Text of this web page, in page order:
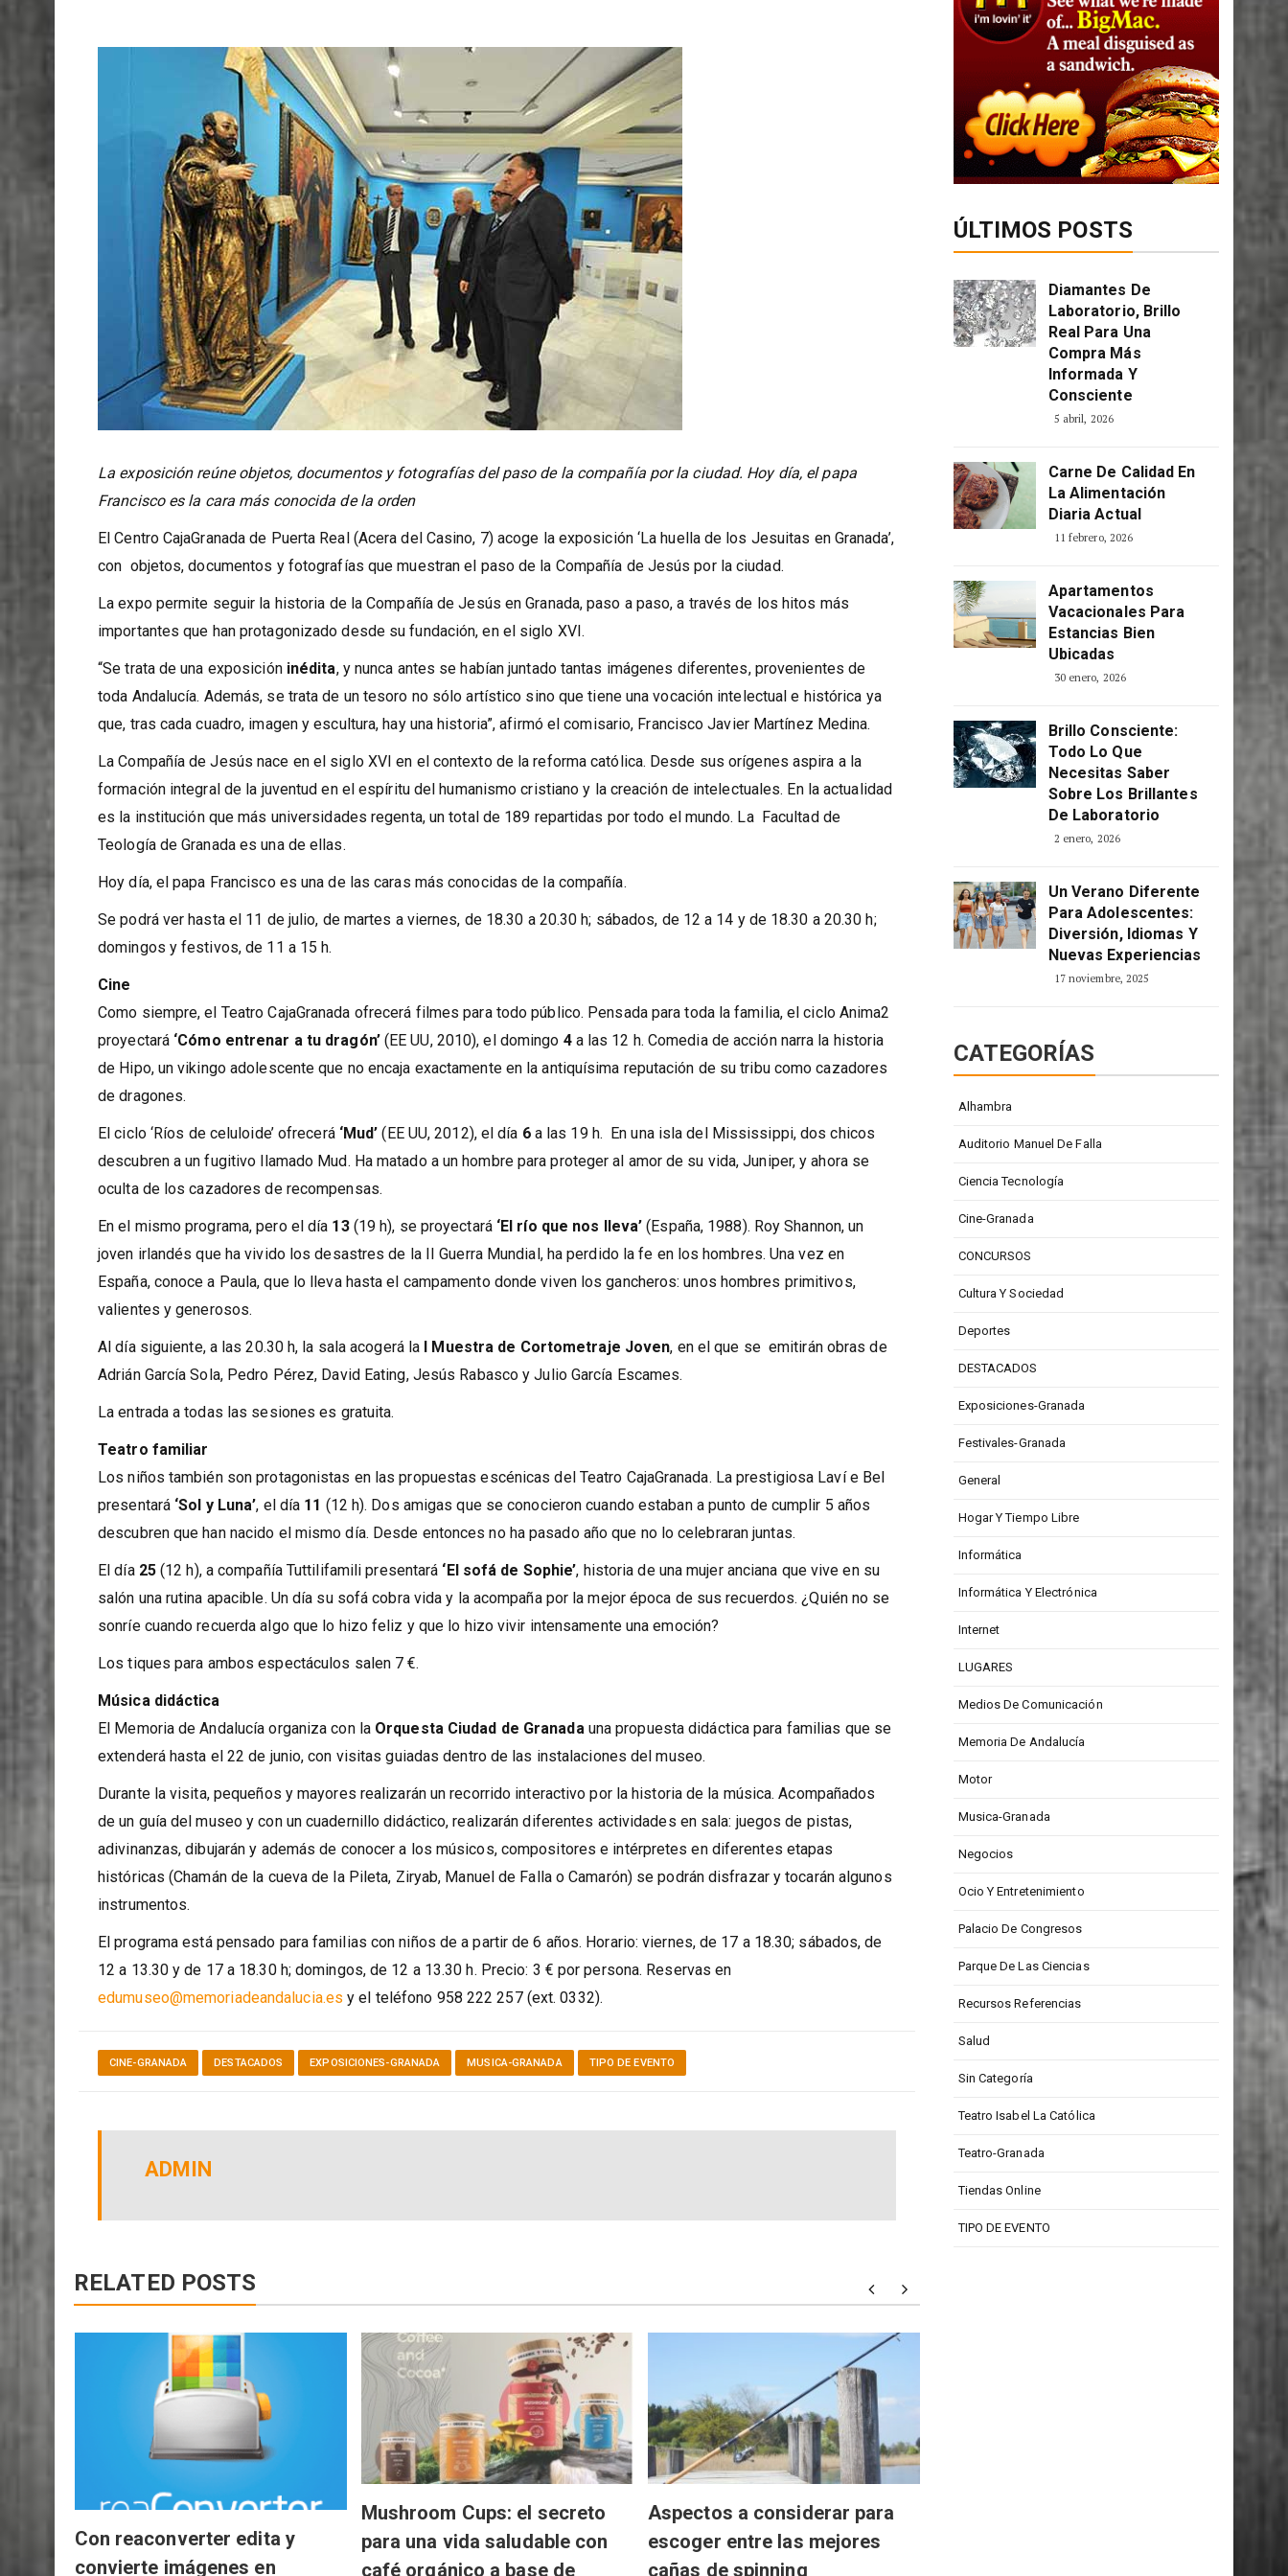
La exposición reúne objetos, documentos y fotografías del paso de la compañía por la ciudad. Hoy día, el papa
Francisco es la cara más conocida de la orden
El Centro CajaGranada de Puerta Real (Acera del Casino, 7) acoge la exposición ‘La huella de los Jesuitas en Granada’,
con objetos, documentos y fotografías que muestran el paso de la Compañía de Jesús por la ciudad.
La expo permite seguir la historia de la Compañía de Jesús en Granada, paso a paso, a través de los hitos más
importantes que han protagonizado desde su fundación, en el siglo XVI.
“Se trata de una exposición inédita, y nunca antes se habían juntado tantas imágenes diferentes, provenientes de
toda Andalucía. Además, se trata de un tesoro no sólo artístico sino que tiene una vocación intelectual e histórica ya
que, tras cada cuadro, imagen y escultura, hay una historia”, afirmó el comisario, Francisco Javier Martínez Medina.
La Compañía de Jesús nace en el siglo XVI en el contexto de la reforma católica. Desde sus orígenes aspira a la
formación integral de la juventud en el espíritu del humanismo cristiano y la creación de intelectuales. En la actualidad
es la institución que más universidades regenta, un total de 189 repartidas por todo el mundo. La Facultad de
Teología de Granada es una de ellas.
Hoy día, el papa Francisco es una de las caras más conocidas de la compañía.
Se podrá ver hasta el 11 de julio, de martes a viernes, de 18.30 a 20.30 h; sábados, de 12 a 14 y de 18.30 a 20.30 h;
domingos y festivos, de 11 a 15 h.
Cine
Como siempre, el Teatro CajaGranada ofrecerá filmes para todo público. Pensada para toda la familia, el ciclo Anima2
proyectará ‘Cómo entrenar a tu dragón’(EE UU, 2010), el domingo4a las 12 h. Comedia de acción narra la historia
de Hipo, un vikingo adolescente que no encaja exactamente en la antiquísima reputación de su tribu como cazadores
de dragones.
El ciclo ‘Ríos de celuloide’ ofrecerá‘Mud’(EE UU, 2012), el día6a las 19 h. En una isla del Mississippi, dos chicos
descubren a un fugitivo llamado Mud. Ha matado a un hombre para proteger al amor de su vida, Juniper, y ahora se
oculta de los cazadores de recompensas.
En el mismo programa, pero el día13(19 h), se proyectará‘El río que nos lleva’(España, 1988). Roy Shannon, un
joven irlandés que ha vivido los desastres de la II Guerra Mundial, ha perdido la fe en los hombres. Una vez en
España, conoce a Paula, que lo lleva hasta el campamento donde viven los gancheros: unos hombres primitivos,
valientes y generosos.
Al día siguiente, a las 20.30 h, la sala acogerá laI Muestra de Cortometraje Joven, en el que se emitirán obras de
Adrián García Sola, Pedro Pérez, David Eating, Jesús Rabasco y Julio García Escames.
La entrada a todas las sesiones es gratuita.
Teatro familiar
Los niños también son protagonistas en las propuestas escénicas del Teatro CajaGranada. La prestigiosa Laví e Bel
presentará‘Sol y Luna’, el día11(12 h). Dos amigas que se conocieron cuando estaban a punto de cumplir 5 años
descubren que han nacido el mismo día. Desde entonces no ha pasado año que no lo celebraran juntas.
El día 25(12 h), a compañía Tuttilifamili presentará ‘El sofá de Sophie’, historia de una mujer anciana que vive en su
salón una rutina apacible. Un día su sofá cobra vida y la acompaña por la mejor época de sus recuerdos. ¿Quién no se
sonríe cuando recuerda algo que lo hizo feliz y que lo hizo vivir intensamente una emoción?
Los tiques para ambos espectáculos salen 7 €.
Música didáctica
El Memoria de Andalucía organiza con laOrquesta Ciudad de Granadauna propuesta didáctica para familias que se
extenderá hasta el 22 de junio, con visitas guiadas dentro de las instalaciones del museo.
Durante la visita, pequeños y mayores realizarán un recorrido interactivo por la historia de la música. Acompañados
de un guía del museo y con un cuadernillo didáctico, realizarán diferentes actividades en sala: juegos de pistas,
adivinanzas, dibujarán y además de conocer a los músicos, compositores e intérpretes en diferentes etapas
históricas (Chamán de la cueva de la Pileta, Ziryab, Manuel de Falla o Camarón) se podrán disfrazar y tocarán algunos
instrumentos.
El programa está pensado para familias con niños de a partir de 6 años. Horario: viernes, de 17 a 18.30; sábados, de
12 a 13.30 y de 17 a 18.30 h; domingos, de 12 a 13.30 h. Precio: 3 € por persona. Reservas en
Mushroom Cups: el secreto
Aspectos a considerar para
Diamantes De
Laboratorio, Brillo
Real Para Una
Compra Más
Informada Y
Carne De Calidad En
La Alimentación
Apartamentos
Vacacionales Para
Estancias Bien
Brillo Consciente:
Todo Lo Que
Necesitas Saber
Sobre Los Brillantes
Un Verano Diferente
Para Adolescentes:
Diversión, Idiomas Y
Alhambra
Auditorio Manuel De Falla
Ciencia Tecnología
Cine-Granada
CONCURSOS
Cultura Y Sociedad
Deportes
DESTACADOS
Exposiciones-Granada
Festivales-Granada
General
Hogar Y Tiempo Libre
Informática
Informática Y Electrónica
Internet
LUGARES
Medios De Comunicación
Memoria De Andalucía
Motor
Musica-Granada
Negocios
Ocio Y Entretenimiento
Palacio De Congresos
Parque De Las Ciencias
Recursos Referencias
Salud
Sin Categoría
Teatro Isabel La Católica
Teatro-Granada
Tiendas Online